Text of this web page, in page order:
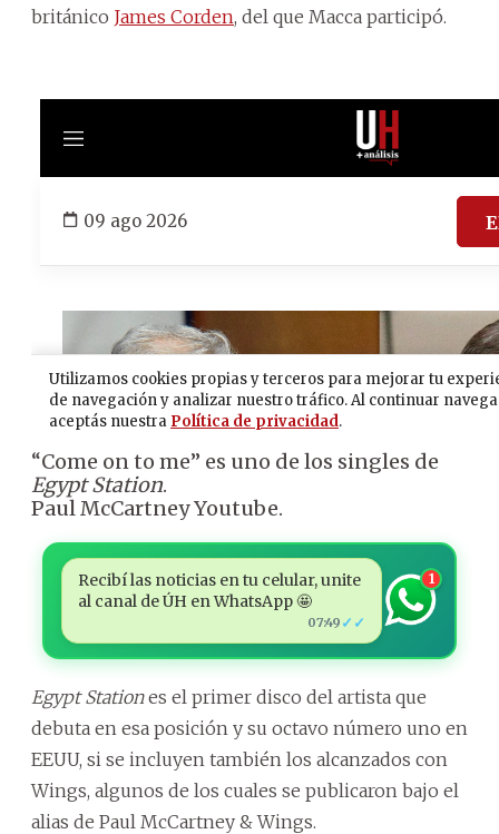
británico James Corden, del que Macca participó.
“Come on to me” es uno de los singles de
Egypt Station.
Paul McCartney Youtube.
Recibí las noticias en tu celular, unite
al canal de ÚH en WhatsApp 🤩
07:49 ✓✓
1
Egypt Stationes el primer disco del artista que
debuta en esa posición y su octavo número uno en
EEUU, si se incluyen también los alcanzados con
Wings, algunos de los cuales se publicaron bajo el
alias de Paul McCartney & Wings.